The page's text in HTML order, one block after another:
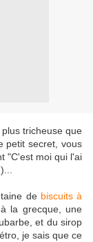
tricheuse que
petit secret, vous
"C'est moi qui l'ai
de biscuits à
la grecque, une
et du sirop
je sais que ce